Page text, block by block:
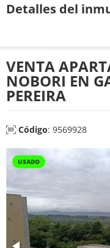
Detalles del
VENTA
NOBORI EN
PEREIRA
Código: 9569928
USADO